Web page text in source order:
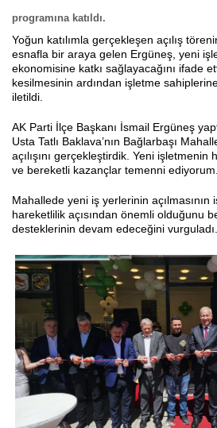
programına katıldı.
Yoğun katılımla gerçekleşen açılış
esnafla bir araya gelen Ergüneş, yeni
ekonomisine katkı sağlayacağını ifade
kesilmesinin ardından işletme
iletildi.
AK Parti İlçe Başkanı İsmail Ergüneş
Usta Tatlı Baklava’nın Bağlarbaşı
açılışını gerçekleştirdik. Yeni işletmenin
ve bereketli kazançlar temenni
Mahallede yeni iş yerlerinin açılmasının
hareketlilik açısından önemli olduğunu
desteklerinin devam edeceğini vurguladı.